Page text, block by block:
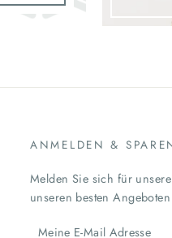
ANMELDEN &
Melden Sie sich für
unseren besten
MELDEN